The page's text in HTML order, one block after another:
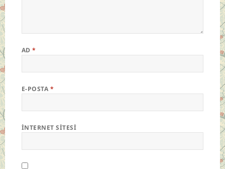
AD*
E-POSTA *
İNTERNET SITESI